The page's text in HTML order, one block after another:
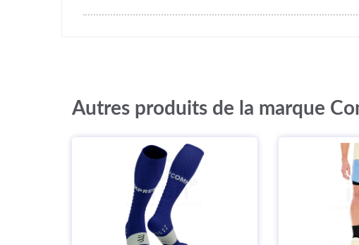
Autres produits de la marque